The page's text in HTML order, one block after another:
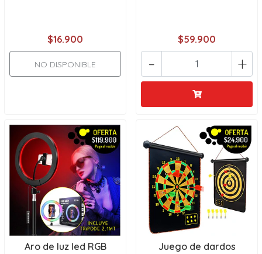
$16.900
NO DISPONIBLE
$59.900
+
-
Aro de luz led RGB
Juego de dardos